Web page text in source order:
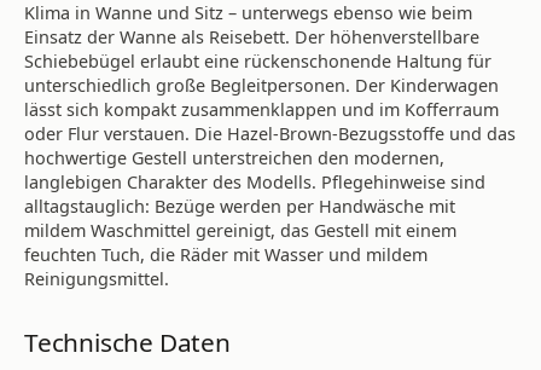
Klima in Wanne und Sitz – unterwegs ebenso wie beim
Einsatz der Wanne als Reisebett. Der höhenverstellbare
Schiebebügel erlaubt eine rückenschonende Haltung für
unterschiedlich große Begleitpersonen. Der Kinderwagen
lässt sich kompakt zusammenklappen und im Kofferraum
oder Flur verstauen. Die Hazel-Brown-Bezugsstoffe und das
hochwertige Gestell unterstreichen den modernen,
langlebigen Charakter des Modells. Pflegehinweise sind
alltagstauglich: Bezüge werden per Handwäsche mit
mildem Waschmittel gereinigt, das Gestell mit einem
feuchten Tuch, die Räder mit Wasser und mildem
Reinigungsmittel.
Technische Daten